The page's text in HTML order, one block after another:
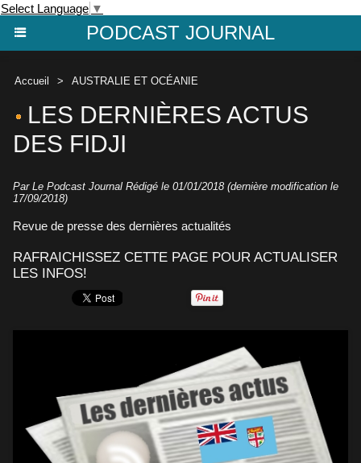
Select Language ▼
PODCAST JOURNAL
Accueil > AUSTRALIE ET OCÉANIE
LES DERNIÈRES ACTUS
DES FIDJI
Par Le Podcast Journal Rédigé le 01/01/2018 (dernière modification le
17/09/2018)
Revue de presse des dernières actualités
RAFRAICHISSEZ CETTE PAGE POUR ACTUALISER
LES INFOS!